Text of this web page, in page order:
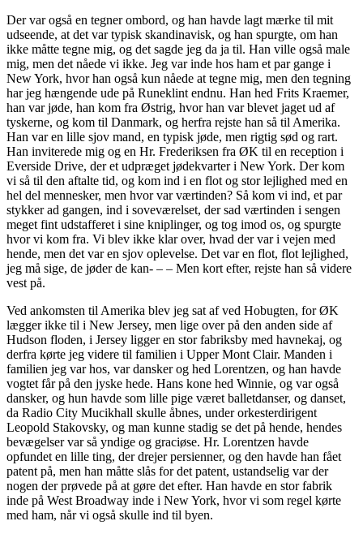
Der var også en tegner ombord, og han havde lagt mærke til mit
udseende, at det var typisk skandinavisk, og han spurgte, om han
ikke måtte tegne mig, og det sagde jeg da ja til. Han ville også male
mig, men det nåede vi ikke. Jeg var inde hos ham et par gange i
New York, hvor han også kun nåede at tegne mig, men den tegning
har jeg hængende ude på Runeklint endnu. Han hed Frits Kraemer,
han var jøde, han kom fra Østrig, hvor han var blevet jaget ud af
tyskerne, og kom til Danmark, og herfra rejste han så til Amerika.
Han var en lille sjov mand, en typisk jøde, men rigtig sød og rart.
Han inviterede mig og en Hr. Frederiksen fra ØK til en reception i
Everside Drive, der et udpræget jødekvarter i New York. Der kom
vi så til den aftalte tid, og kom ind i en flot og stor lejlighed med en
hel del mennesker, men hvor var værtinden? Så kom vi ind, et par
stykker ad gangen, ind i soveværelset, der sad værtinden i sengen
meget fint udstafferet i sine kniplinger, og tog imod os, og spurgte
hvor vi kom fra. Vi blev ikke klar over, hvad der var i vejen med
hende, men det var en sjov oplevelse. Det var en flot, flot lejlighed,
jeg må sige, de jøder de kan- – – Men kort efter, rejste han så videre
vest på.
Ved ankomsten til Amerika blev jeg sat af ved Hobugten, for ØK
lægger ikke til i New Jersey, men lige over på den anden side af
Hudson floden, i Jersey ligger en stor fabriksby med havnekaj, og
derfra kørte jeg videre til familien i Upper Mont Clair. Manden i
familien jeg var hos, var dansker og hed Lorentzen, og han havde
vogtet får på den jyske hede. Hans kone hed Winnie, og var også
dansker, og hun havde som lille pige været balletdanser, og danset,
da Radio City Mucikhall skulle åbnes, under orkesterdirigent
Leopold Stakovsky, og man kunne stadig se det på hende, hendes
bevægelser var så yndige og graciøse. Hr. Lorentzen havde
opfundet en lille ting, der drejer persienner, og den havde han fået
patent på, men han måtte slås for det patent, ustandselig var der
nogen der prøvede på at gøre det efter. Han havde en stor fabrik
inde på West Broadway inde i New York, hvor vi som regel kørte
med ham, når vi også skulle ind til byen.